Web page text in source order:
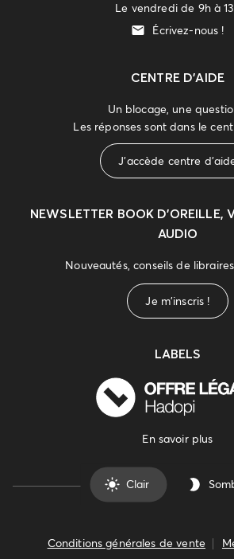
Le vendredi de 9h à
Écrivez-nous !
CENTRE D'AIDE
Un blocage, une
Les réponses sont dans le
J'accède centre
NEWSLETTER BOOK D’OREILLE,
AUDIO
Nouveautés, conseils de
Je m'inscris !
LABELS
En savoir plus
Clair
Conditions générales de vente